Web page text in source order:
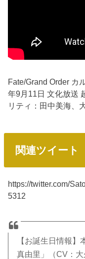
Fate/Grand Order カ
年9月11日 文化放送
リティ：田中美海、
関連ツイート
https://twitter.com/
5312
【お誕生日情報
真由里」（CV：